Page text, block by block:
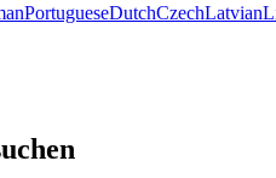
PortugueseDutchCzechLatvian